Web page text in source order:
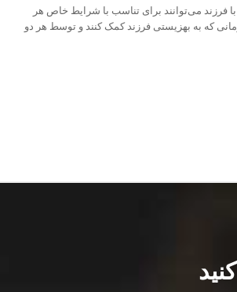
با فرزند می‌توانند برای تناسب با شرایط خاص هر
که به بهزیستی فرزند کمک کنند و توسط هر دو